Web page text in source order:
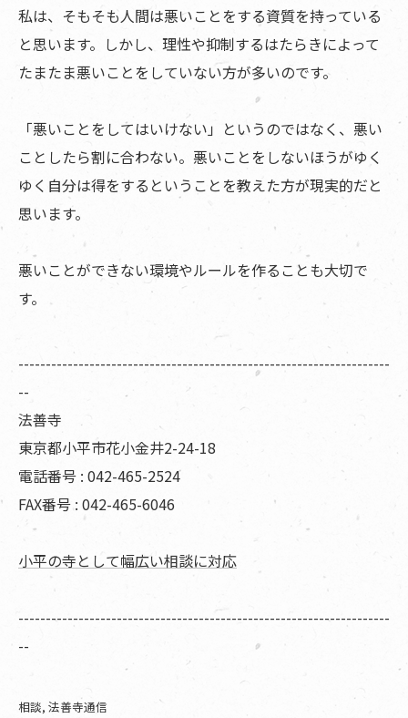
私は、そもそも人間は悪いことをする資質を持っている
と思います。しかし、理性や抑制するはたらきによって
たまたま悪いことをしていない方が多いのです。
「悪いことをしてはいけない」というのではなく、悪い
ことしたら割に合わない。悪いことをしないほうがゆく
ゆく自分は得をするということを教えた方が現実的だと
思います。
悪いことができない環境やルールを作ることも大切で
す。
--------------------------------------------------------------------
--
法善寺
東京都小平市花小金井2-24-18
電話番号 : 042-465-2524
FAX番号 : 042-465-6046
小平の寺として幅広い相談に対応
--------------------------------------------------------------------
--
相談 法善寺通信